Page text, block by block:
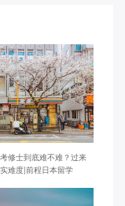
修士到底难不难？过来
难度|前程日本留学